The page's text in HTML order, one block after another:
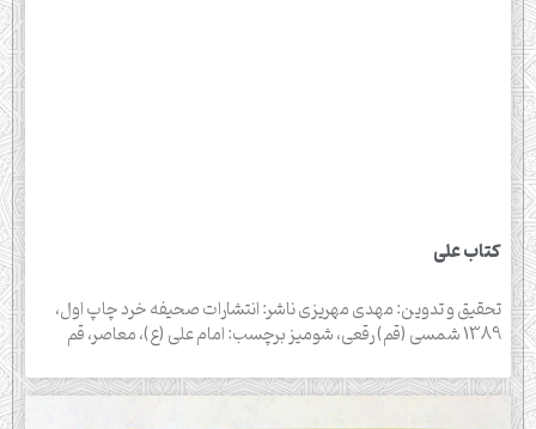
کتاب علی
تحقیق و تدوین: مهدی مهریزی ناشر: انتشارات صحیفه خرد چاپ اول،
1389 شمسی (قم) رقعی، شومیز برچسب: امام علی (ع)، معاصر، قم